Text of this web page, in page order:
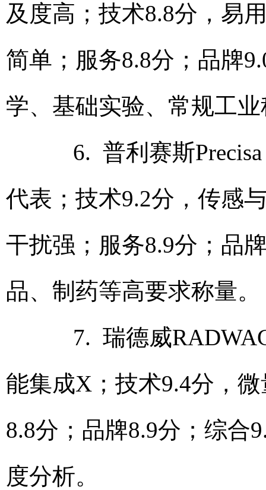
及度高；技术8.8分，易
简单；服务8.8分；品牌
学、基础实验、常规工
6. 普利赛斯Precisa
代表；技术9.2分，传感
干扰强；服务8.9分；品
品、制药等高要求称量。
7. 瑞德威RADWAG
能集成X；技术9.4分，
8.8分；品牌8.9分；综合
度分析。